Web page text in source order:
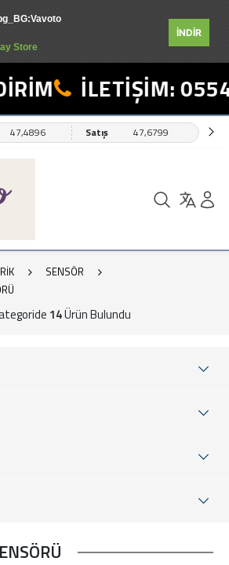
Store
İNDİR
İLETİŞİM: 0554
47,4896 Satış 47,6799
SENSÖR
14Ürün Bulundu